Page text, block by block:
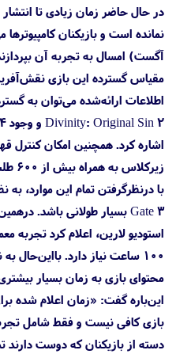
نمانده است و بازیکنان کامپیوترها
مقیاس گسترده این بازی
اطلاعات ارائه‌شده می‌توان به
زیرکلاس به همراه بیش از ۶۰۰ طلسم جادویی در بازی وجود دارد.
Gate 3 بسیار طولانی باشد. درهمین راستا
۱۰۰ ساعت نیاز دارد.
محتوای بازی به زمان بسیار
این‌باره گفت: «زمان اعلام شده
بازی کافی نیست و فقط شامل
دسته از بازیکنان که دوست دارند